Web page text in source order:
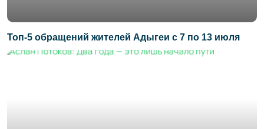
Топ-5 обращений жителей Адыгеи с 7 по 13 июля